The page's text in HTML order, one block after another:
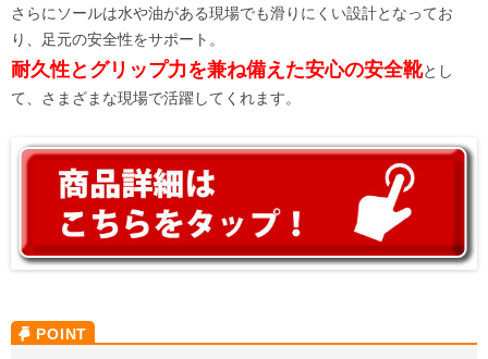
さらにソールは水や油がある現場でも滑りにくい設計となってお
り、足元の安全性をサポート。
耐久性とグリップ力を兼ね備えた安心の安全靴とし
て、さまざまな現場で活躍してくれます。